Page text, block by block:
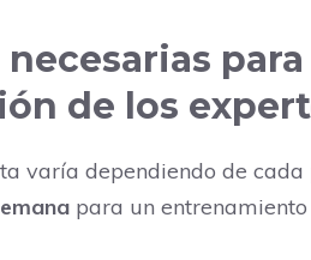
necesarias
de los
varía dependiendo de
para un